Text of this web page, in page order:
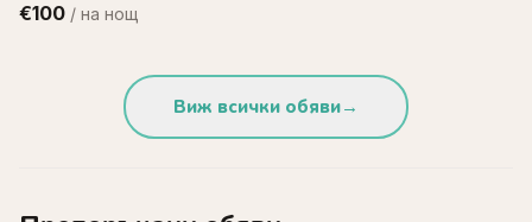
€100 / на нощ
Виж всички обяви→